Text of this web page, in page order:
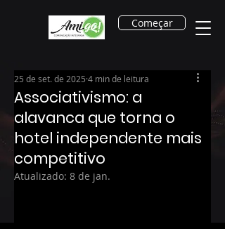
Começar
Associativismo: a
alavanca que torna o
hotel independente mais
competitivo
25 de set. de 2025 4 min de leitura
Atualizado: 8 de jan.